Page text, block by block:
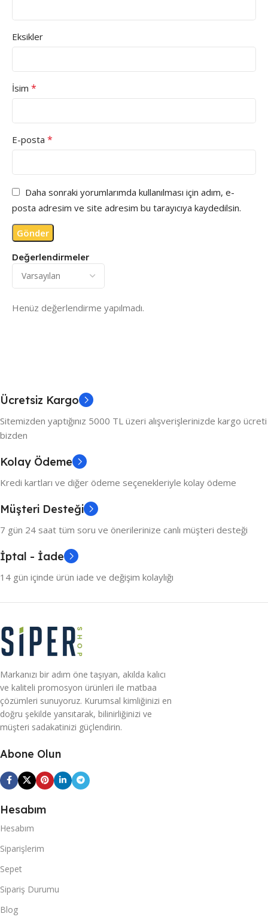
Değerlendirmeler
Henüz değerlendirme yapılmadı.
Eksikler
İsim *
E-posta *
Daha sonraki yorumlarımda kullanılması için adım, e-
posta adresim ve site adresim bu tarayıcıya kaydedilsin.
Ücretsiz Kargo
Sitemizden yaptığınız 5000 TL üzeri alışverişlerinizde kargo ücreti
bizden
Kolay Ödeme
Kredi kartları ve diğer ödeme seçenekleriyle kolay ödeme
Müşteri Desteği
7 gün 24 saat tüm soru ve önerilerinize canlı müşteri desteği
İptal - İade
14 gün içinde ürün iade ve değişim kolaylığı
Markanızı bir adım öne taşıyan, akılda kalıcı
ve kaliteli promosyon ürünleri ile matbaa
çözümleri sunuyoruz. Kurumsal kimliğinizi en
doğru şekilde yansıtarak, bilinirliğinizi ve
müşteri sadakatinizi güçlendirin.
Abone Olun
Hesabım
Hesabım
Siparişlerim
Sepet
Sipariş Durumu
Blog